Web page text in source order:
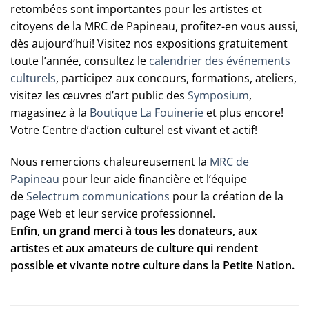
retombées sont importantes pour les artistes et
citoyens de la MRC de Papineau, profitez-en vous aussi,
dès aujourd’hui! Visitez nos expositions gratuitement
toute l’année, consultez le calendrier des événements
culturels, participez aux concours, formations, ateliers,
visitez les œuvres d’art public des Symposium,
magasinez à la Boutique La Fouinerie et plus encore!
Votre Centre d’action culturel est vivant et actif!
Nous remercions chaleureusement la MRC de
Papineau pour leur aide financière et l’équipe
deSelectrum communications pour la création de la
page Web et leur service professionnel.
Enfin, un grand merci à tous les donateurs, aux
artistes et aux amateurs de culture qui rendent
possible et vivante notre culture dans la Petite Nation.